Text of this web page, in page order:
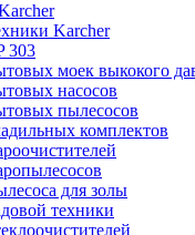
Karcher
303
моек выкокого
насосов
пылесосов
комплектов
для золы
техники